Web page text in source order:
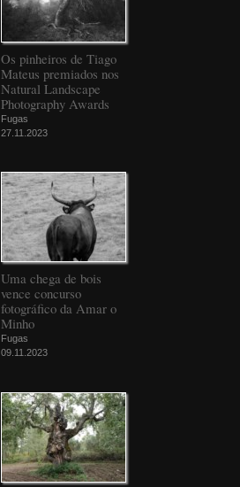
Os pinheiros de Tiago
Mateus premiados nos
Natural Landscape
Photography Awards
Fugas
27.11.2023
Uma chega de bois
vence concurso
fotográfico da Amar o
Minho
Fugas
09.11.2023